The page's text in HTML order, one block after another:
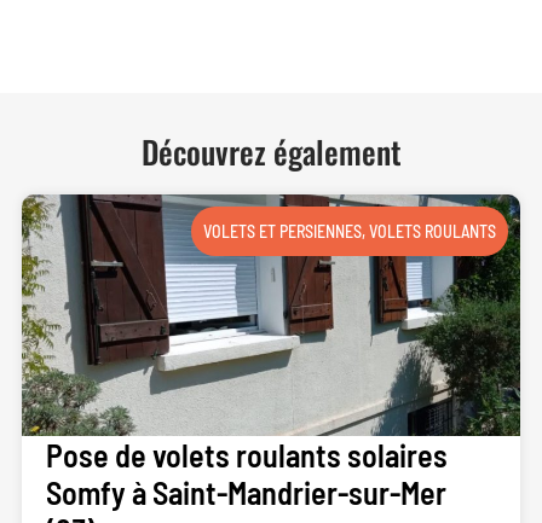
Découvrez également
VOLETS ET PERSIENNES,VOLETS ROULANTS
Pose de volets roulants solaires
Somfy à Saint-Mandrier-sur-Mer